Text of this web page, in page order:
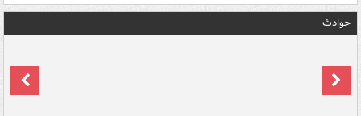
حوادث